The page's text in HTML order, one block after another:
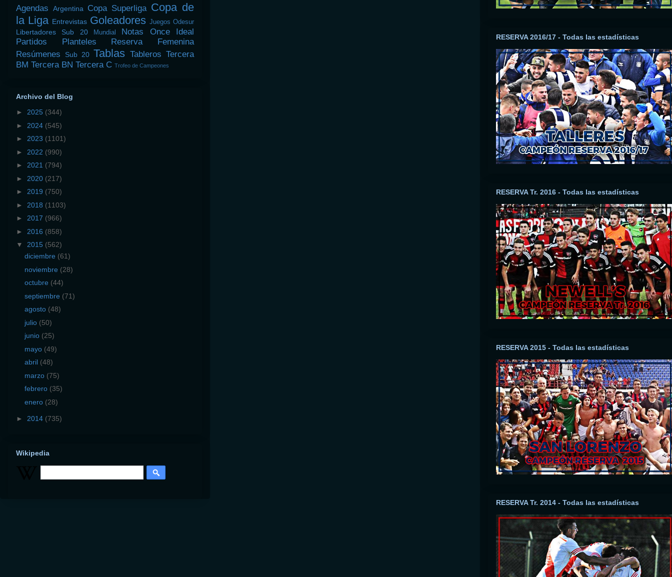
Agendas Argentina Copa Superliga Copa de
la Liga Entrevistas Goleadores Juegos Odesur
Libertadores Sub 20 Mundial Notas
Once Ideal
Partidos
Planteles
Reserva Femenina
Resúmenes
Sub 20 Tablas Tableros Tercera
BM Tercera BN Tercera C Trofeo de Campeones
Archivo del Blog
► 2025 (344)
► 2024 (545)
► 2023 (1101)
► 2022 (990)
► 2021 (794)
► 2020 (217)
► 2019 (750)
► 2018 (1103)
► 2017 (966)
► 2016 (858)
▼ 2015 (562)
diciembre (61)
noviembre (28)
octubre (44)
septiembre (71)
agosto (48)
julio (50)
junio (25)
mayo (49)
abril (48)
marzo (75)
febrero (35)
enero (28)
► 2014 (735)
Wikipedia
RESERVA 2016/17 - Todas las estadísticas
RESERVA Tr. 2016 - Todas las estadísticas
RESERVA 2015 - Todas las estadísticas
RESERVA Tr. 2014 - Todas las estadísticas